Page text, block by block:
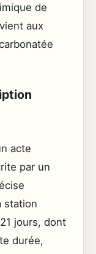
de
aux
acte
par un
station
jours, dont
durée,